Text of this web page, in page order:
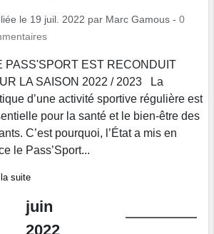
le 19 juil. 2022 par Marc Gamous - 0
PASS'SPORT EST RECONDUIT
LA SAISON 2022 / 2023 La
d’une activité sportive régulière est
pour la santé et le bien-être des
C’est pourquoi, l’État a mis en
le Pass’Sport...
la suite
juin
2022